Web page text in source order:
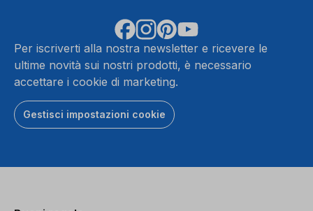
Per iscriverti alla nostra newsletter e ricevere le
ultime novità sui nostri prodotti, è necessario
accettare i cookie di marketing.
Gestisci impostazioni cookie